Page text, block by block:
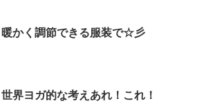
暖かく調節できる服装で☆彡
世界ヨガ的な考えあれ！これ！